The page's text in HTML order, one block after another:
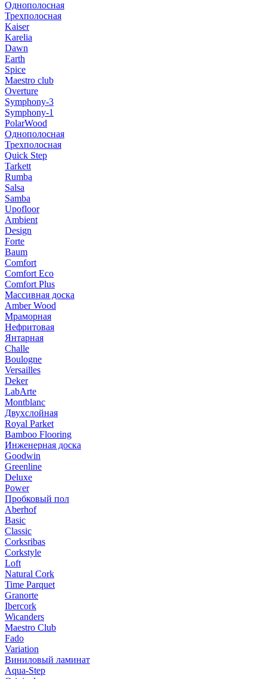
Однополосная
Трехполосная
Kaiser
Karelia
Dawn
Earth
Spice
Maestro club
Overture
Symphony-3
Symphony-1
PolarWood
Однополосная
Трехполосная
Quick Step
Tarkett
Rumba
Salsa
Samba
Upofloor
Ambient
Design
Forte
Baum
Comfort
Comfort Eco
Comfort Plus
Массивная доска
Amber Wood
Мраморная
Нефритовая
Янтарная
Challe
Boulogne
Versailles
Deker
LabArte
Montblanc
Двухслойная
Royal Parket
Bamboo Flooring
Инженерная доска
Goodwin
Greenline
Deluxe
Power
Пробковый пол
Aberhof
Basic
Classic
Corksribas
Corkstyle
Loft
Natural Cork
Time Parquet
Granorte
Ibercork
Wicanders
Мaestro Club
Fado
Variation
Виниловый ламинат
Aqua-Step